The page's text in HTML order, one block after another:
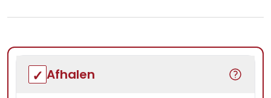
Afhalen